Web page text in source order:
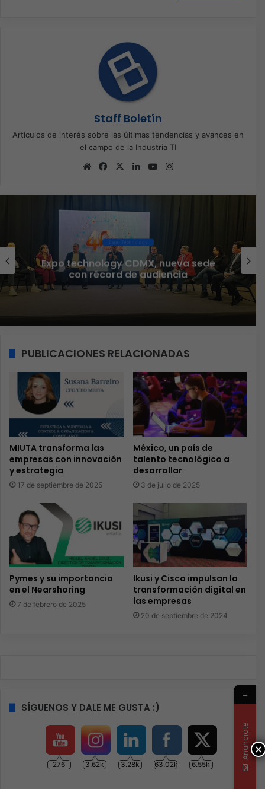
Staff Boletín
Artículos de interés sobre las últimas tendencias y avances en
el campo de la Industria TI
Sitio
Facebook
X LinkedInYouTube
Ciberseguridad
Veeam nombra a Fernando Zambrana
Country Manager para México
PUBLICACIONES RELACIONADAS
MIUTA transforma las
empresas con innovación
y estrategia
17 de septiembre de 2025
México, un país de
talento tecnológico a
desarrollar
3 de julio de 2025
Pymes y su importancia
en el Nearshoring
7 de febrero de 2025
Ikusi y Cisco impulsan la
transformación digital en
las empresas
20 de septiembre de 2024
SÍGUENOS Y DALE ME GUSTA :)
276 3.62k 3.28k 63.02k 6.55k
×
→
Anunciate